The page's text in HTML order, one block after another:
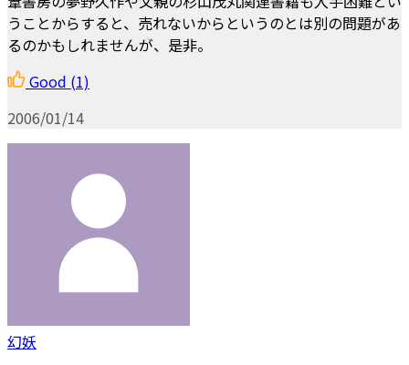
うことからすると、売れないからというのとは別の問題があ
るのかもしれませんが、是非。
Good (1)
2006/01/14
幻妖